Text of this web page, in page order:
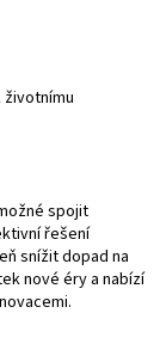
spojit
řešení
snížit dopad na
nové éry a nabízí